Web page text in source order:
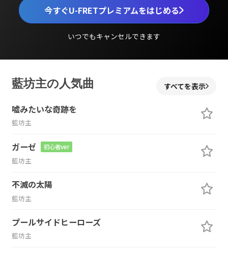
今すぐU-FRETプレミアムをはじめる
いつでもキャンセルできます
藍坊主の人気曲 すべてを表示
嘘みたいな奇跡を
藍坊主
ガーゼ 初心者ver
藍坊主
不滅の太陽
藍坊主
プールサイドヒーローズ
藍坊主